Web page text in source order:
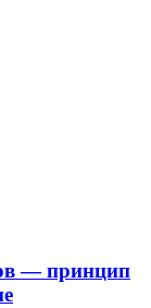
— принцип